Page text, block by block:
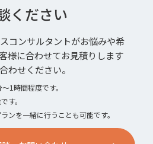
ください
コンサルタントがお悩みや希
様に合わせてお見積りします
わせください。
1時間程度です。
す。
ンを一緒に行うことも可能です。